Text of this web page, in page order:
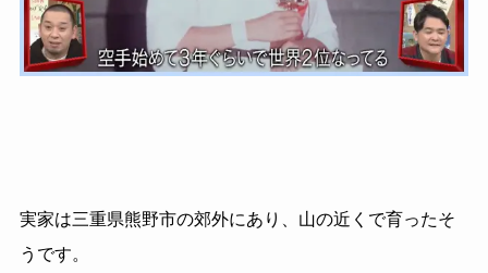
実家は三重県熊野市の郊外にあり、山の近くで育ったそ
うです。